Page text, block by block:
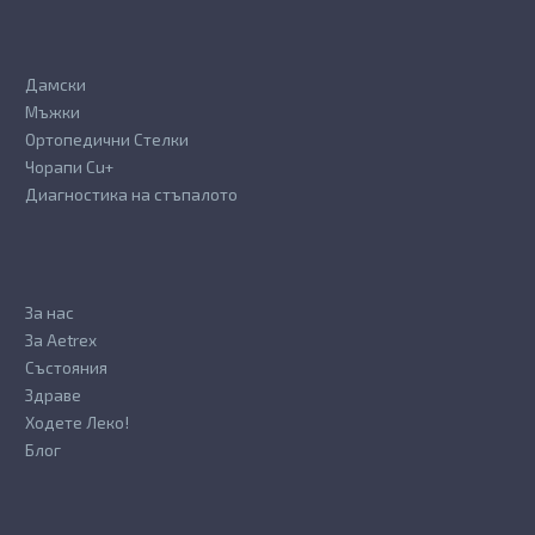
Дамски
Мъжки
Ортопедични Стелки
Чорапи Cu+
Диагностика на стъпалото
За нас
За Aetrex
Състояния
Здраве
Ходете Леко!
Блог